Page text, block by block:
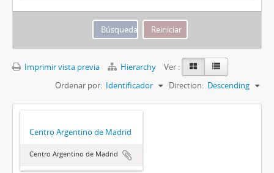
Imprimir vista previa Hierarchy
Ver :
Ordenar por: Identificador Direction: Descending
Centro Argentino de Madrid
Centro Argentino de Madrid